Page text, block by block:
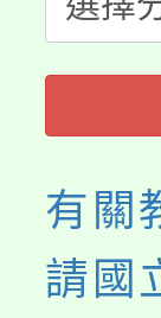
博
有關
請國